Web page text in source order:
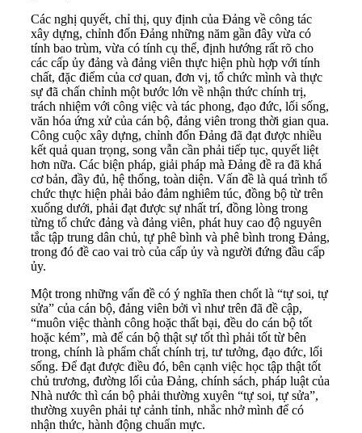
Các nghị quyết, chỉ thị, quy định của Đảng về công tác
xây dựng, chỉnh đốn Đảng những năm gần đây vừa có
tính bao trùm, vừa có tính cụ thể, định hướng rất rõ cho
các cấp ủy đảng và đảng viên thực hiện phù hợp với tính
chất, đặc điểm của cơ quan, đơn vị, tổ chức mình và thực
sự đã chấn chỉnh một bước lớn về nhận thức chính trị,
trách nhiệm với công việc và tác phong, đạo đức, lối sống,
văn hóa ứng xử của cán bộ, đảng viên trong thời gian qua.
Công cuộc xây dựng, chỉnh đốn Đảng đã đạt được nhiều
kết quả quan trọng, song vẫn cần phải tiếp tục, quyết liệt
hơn nữa. Các biện pháp, giải pháp mà Đảng đề ra đã khá
cơ bản, đầy đủ, hệ thống, toàn diện. Vấn đề là quá trình tổ
chức thực hiện phải bảo đảm nghiêm túc, đồng bộ từ trên
xuống dưới, phải đạt được sự nhất trí, đồng lòng trong
từng tổ chức đảng và đảng viên, phát huy cao độ nguyên
tắc tập trung dân chủ, tự phê bình và phê bình trong Đảng,
trong đó đề cao vai trò của cấp ủy và người đứng đầu cấp
ủy.
Một trong những vấn đề có ý nghĩa then chốt là “tự soi, tự
sửa” của cán bộ, đảng viên bởi vì như trên đã đề cập,
“muôn việc thành công hoặc thất bại, đều do cán bộ tốt
hoặc kém”, mà để cán bộ thật sự tốt thì phải tốt từ bên
trong, chính là phẩm chất chính trị, tư tưởng, đạo đức, lối
sống. Để đạt được điều đó, bên cạnh việc học tập thật tốt
chủ trương, đường lối của Đảng, chính sách, pháp luật của
Nhà nước thì cán bộ phải thường xuyên “tự soi, tự sửa”,
thường xuyên phải tự cảnh tỉnh, nhắc nhở mình để có
nhận thức, hành động chuẩn mực.